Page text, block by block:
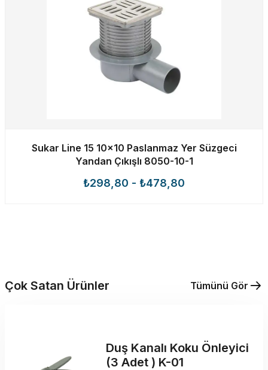
Sukar Line 15 10x10 Paslanmaz Yer Süzgeci
Yandan Çıkışlı 8050-10-1
₺298,80 - ₺478,80
Çok Satan Ürünler Tümünü Gör
Duş Kanalı Koku Önleyici
(3 Adet ) K-01